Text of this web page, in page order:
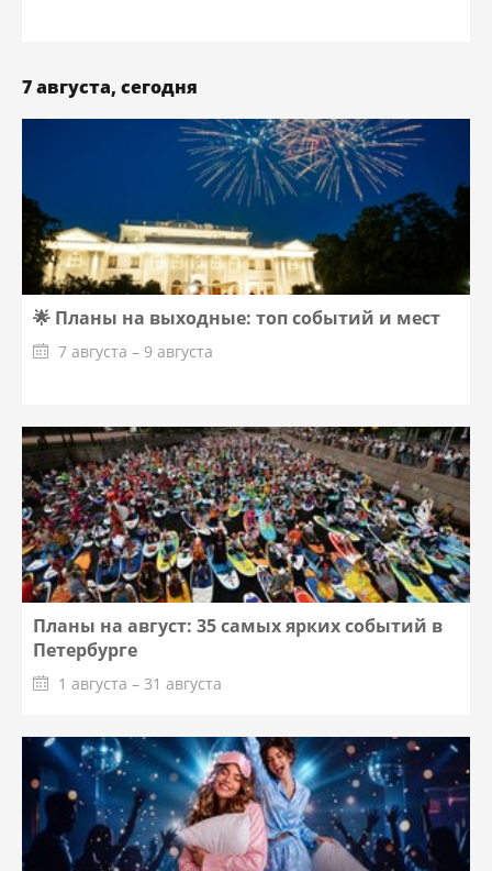
7 августа, сегодня
🌟 Планы на выходные: топ событий и мест
7 августа – 9 августа
Планы на август: 35 самых ярких событий в
Петербурге
1 августа – 31 августа